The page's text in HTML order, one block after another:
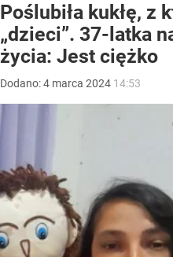
Poślubiła kukłę, z
„dzieci”. 37-latka
życia: Jest ciężko
Dodano:4 marca 2024 14:53